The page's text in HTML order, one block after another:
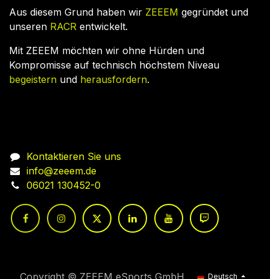
Aus diesem Grund haben wir ZEEEM gegründet und
unseren RACR entwickelt.
Mit ZEEEM möchten wir ohne Hürden und
Kompromisse auf technisch höchstem Niveau
begeistern und herausfordern.
Kontaktieren Sie uns
info@zeeem.de
06021 130452-0
Copyright © ZEEEM eSports GmbH Deutsch